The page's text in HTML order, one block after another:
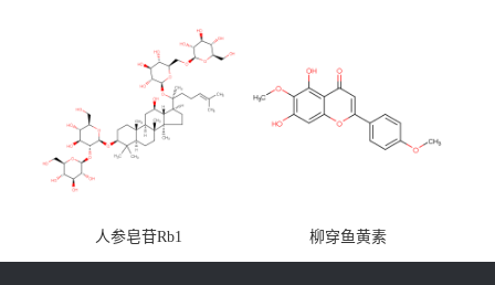
人参皂苷Rb1 柳穿鱼黄素